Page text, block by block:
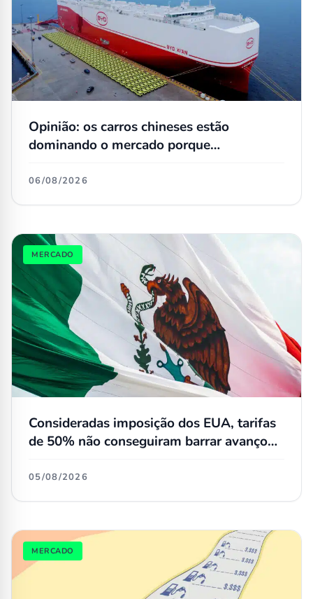
Opinião: os carros chineses estão
dominando o mercado porque
06/08/2026
MERCADO
Consideradas imposição dos EUA, tarifas
de 50% não conseguiram barrar avanço
05/08/2026
MERCADO